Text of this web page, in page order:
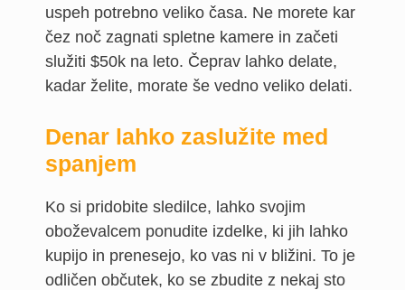
uspeh potrebno veliko časa. Ne morete kar
čez noč zagnati spletne kamere in začeti
služiti $50k na leto. Čeprav lahko delate,
kadar želite, morate še vedno veliko delati.
Denar lahko zaslužite med
spanjem
Ko si pridobite sledilce, lahko svojim
oboževalcem ponudite izdelke, ki jih lahko
kupijo in prenesejo, ko vas ni v bližini. To je
odličen občutek, ko se zbudite z nekaj sto